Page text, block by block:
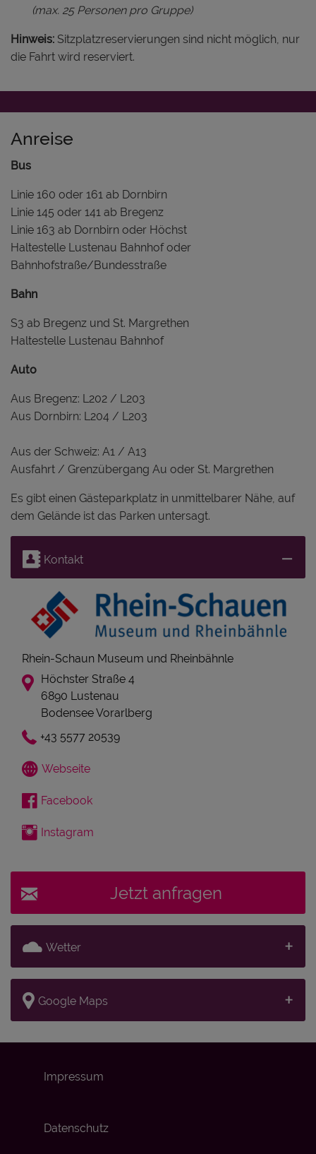
(max. 25 Personen pro Gruppe)
Hinweis: Sitzplatzreservierungen sind nicht möglich, nur
die Fahrt wird reserviert.
Anreise
Bus
Linie 160 oder 161 ab Dornbirn
Linie 145 oder 141 ab Bregenz
Linie 163 ab Dornbirn oder Höchst
Haltestelle Lustenau Bahnhof oder
Bahnhofstraße/Bundesstraße
Bahn
S3 ab Bregenz und St. Margrethen
Haltestelle Lustenau Bahnhof
Auto
Aus Bregenz: L202 / L203
Aus Dornbirn: L204 / L203
Aus der Schweiz: A1 / A13
Ausfahrt / Grenzübergang Au oder St. Margrethen
Es gibt einen Gästeparkplatz in unmittelbarer Nähe, auf
dem Gelände ist das Parken untersagt.
Kontakt
Rhein-Schaun Museum und Rheinbähnle
Höchster Straße 4
6890 Lustenau
Bodensee Vorarlberg
+43 5577 20539
Webseite
Facebook
Instagram
Jetzt anfragen
Wetter
Google Maps
Impressum
Datenschutz